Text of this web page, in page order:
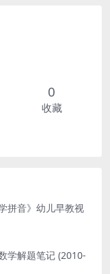
0
收藏
拼音》幼儿早教视
学解题笔记 (2010-